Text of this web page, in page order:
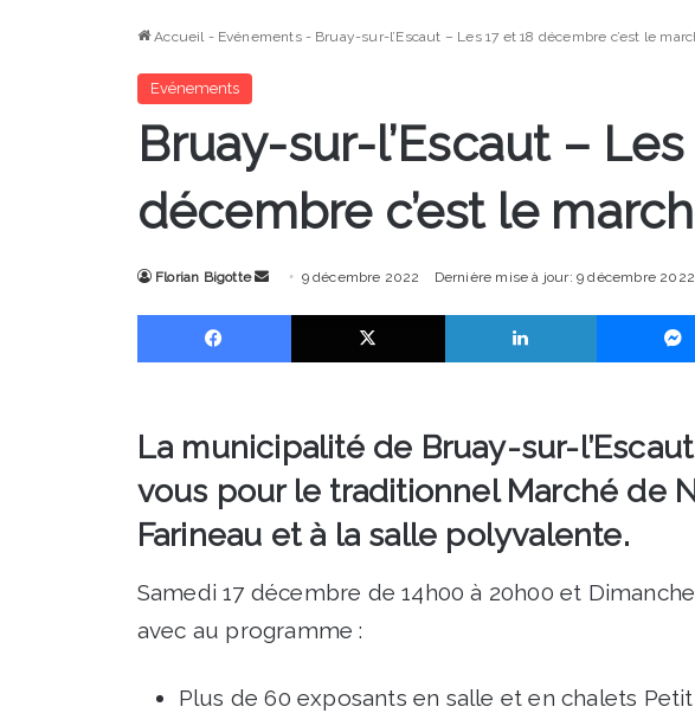
Accueil - Evénements - Bruay-sur-l’Escaut – Les 17 et 18 décembre c’est le
Evénements
Bruay-sur-l’Escaut – Les
décembre c’est le
Florian Bigotte
Envoyer9 décembre 2022 Dernière mise à jour: 9 décembre 2022
Facebook X Linkedin
La municipalité de Bruay-sur-
vous pour le traditionnel Marché de
Farineau et à la salle polyvalente.
Samedi 17 décembre de 14h00 à 20h00 et
avec au programme :
Plus de 60 exposants en salle et en chalets